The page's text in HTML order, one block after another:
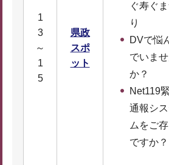
1
3
～
1
5
県政
スポ
ット
ぐ寿ぐ
り
DVで悩
でいま
か？
Net119
通報シ
ムをご
ですか？